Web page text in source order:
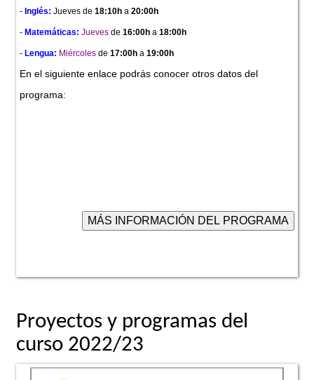
- Inglés: Jueves de 18:10h a 20:00h
- Matemáticas: Jueves de 16:00h a 18:00h
- Lengua: Miércoles de 17:00h a 19:00h
En el siguiente enlace podrás conocer otros datos del
programa:
Proyectos y programas del
curso 2022/23